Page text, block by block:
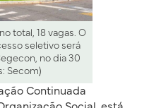
total, 18 vagas. O
seletivo será
no dia 30
Secom)
Continuada